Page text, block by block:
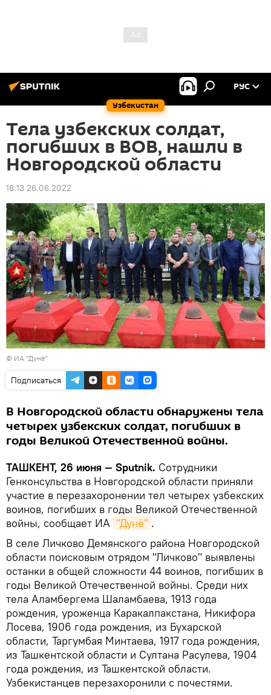
Узбекистан
РУС
Тела узбекских солдат,
погибших в ВОВ, нашли в
Новгородской области
18:13 26.06.2022
© ИА "Дунё"
Подписаться
В Новгородской области обнаружены тела
четырех узбекских солдат, погибших в
годы Великой Отечественной войны.
ТАШКЕНТ, 26 июня — Sputnik. Сотрудники
Генконсульства в Новгородской области приняли
участие в перезахоронении тел четырех узбекских
воинов, погибших в годы Великой Отечественной
войны, сообщает ИА "Дунё" .
В селе Личково Демянского района Новгородской
области поисковым отрядом "Личково" выявлены
останки в общей сложности 44 воинов, погибших в
годы Великой Отечественной войны. Среди них
тела Аламбергема Шаламбаева, 1913 года
рождения, уроженца Каракалпакстана, Никифора
Лосева, 1906 года рождения, из Бухарской
области, Таргумбая Минтаева, 1917 года рождения,
из Ташкентской области и Султана Расулева, 1904
года рождения, из Ташкентской области.
Узбекистанцев перезахоронили с почестями.